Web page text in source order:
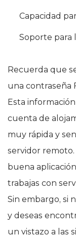
Capacidad
Soporte para
Recuerda que
una contraseña
Esta
cuenta de
muy rápida y
servidor
buena
trabajas con
Sin embargo, si
y deseas
un vistazo a las